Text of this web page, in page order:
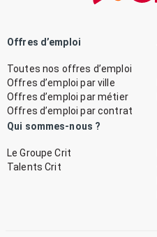
Offres d’emploi
Toutes nos offres d’emploi
Offres d’emploi par ville
Offres d’emploi par métier
Offres d’emploi par contrat
Qui sommes-nous ?
Le Groupe Crit
Talents Crit